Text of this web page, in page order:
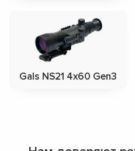
Gals NS21 4x60 Gen3